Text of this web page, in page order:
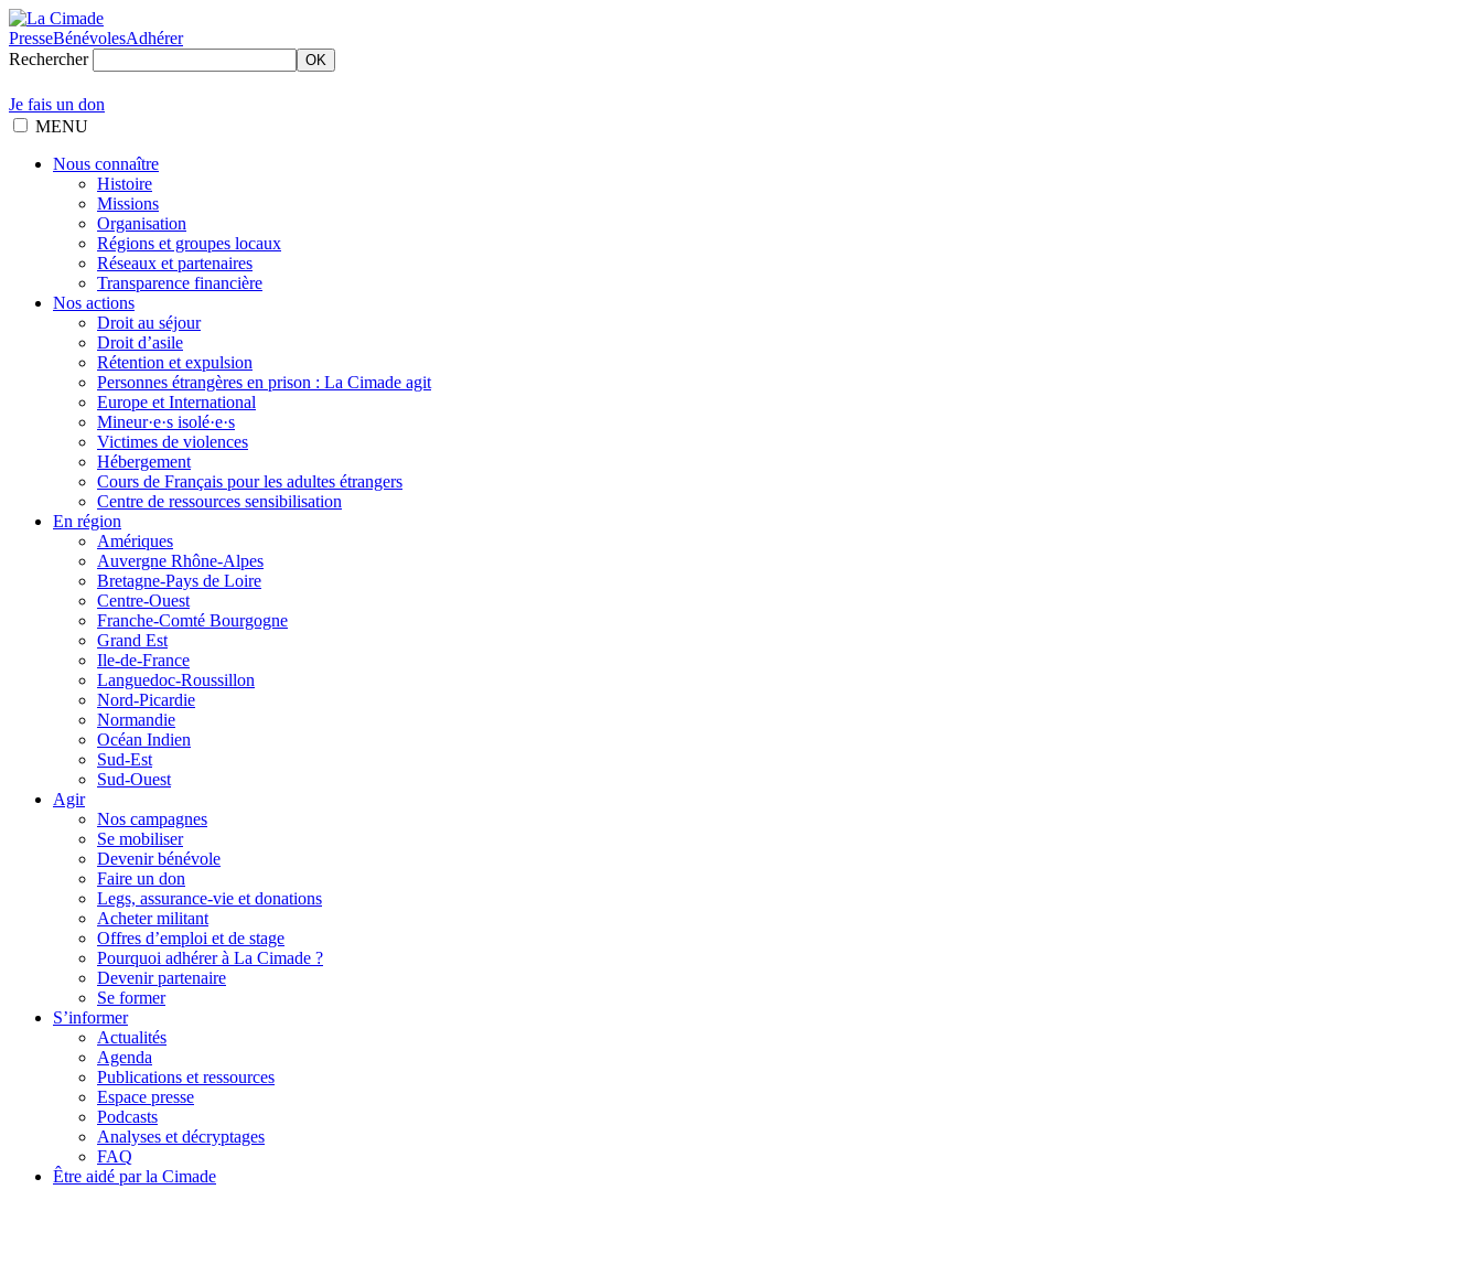
PresseBénévolesAdhérer
Rechercher
OK
Je fais un don
MENU
Nous connaître
Histoire
Missions
Organisation
Régions et groupes locaux
Réseaux et partenaires
Transparence financière
Nos actions
Droit au séjour
Droit d’asile
Rétention et expulsion
Personnes étrangères en prison : La Cimade agit
Europe et International
Mineur·e·s isolé·e·s
Victimes de violences
Hébergement
Cours de Français pour les adultes étrangers
Centre de ressources sensibilisation
En région
Amériques
Auvergne Rhône-Alpes
Bretagne-Pays de Loire
Centre-Ouest
Franche-Comté Bourgogne
Grand Est
Ile-de-France
Languedoc-Roussillon
Nord-Picardie
Normandie
Océan Indien
Sud-Est
Sud-Ouest
Agir
Nos campagnes
Se mobiliser
Devenir bénévole
Faire un don
Legs, assurance-vie et donations
Acheter militant
Offres d’emploi et de stage
Pourquoi adhérer à La Cimade ?
Devenir partenaire
Se former
S’informer
Actualités
Agenda
Publications et ressources
Espace presse
Podcasts
Analyses et décryptages
FAQ
Être aidé par la Cimade